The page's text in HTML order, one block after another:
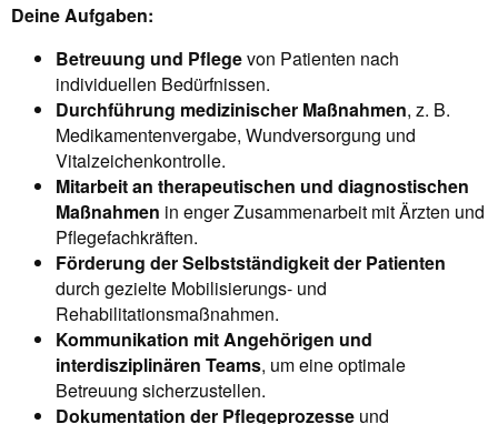
Deine Aufgaben:
Betreuung und Pflegevon Patienten nach
individuellen Bedürfnissen.
Durchführung medizinischer Maßnahmen, z. B.
Medikamentenvergabe, Wundversorgung und
Vitalzeichenkontrolle.
Mitarbeit an therapeutischen und diagnostischen
Maßnahmen in enger Zusammenarbeit mit Ärzten und
Pflegefachkräften.
Förderung der Selbstständigkeit der Patienten
durch gezielte Mobilisierungs- und
Rehabilitationsmaßnahmen.
Kommunikation mit Angehörigen und
interdisziplinären Teams, um eine optimale
Betreuung sicherzustellen.
Dokumentation der Pflegeprozesse und